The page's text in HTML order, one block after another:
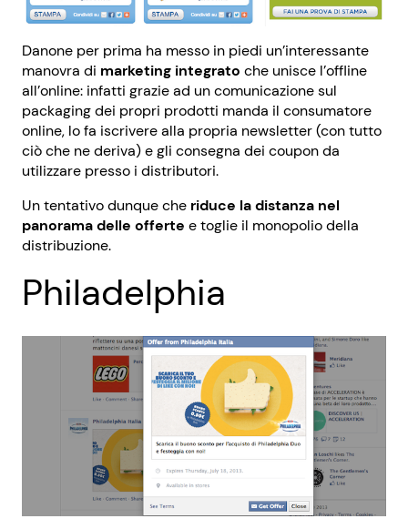
Danone per prima ha messo in piedi un’interessante
manovra di marketing integrato che unisce l’offline
all’online: infatti grazie ad un comunicazione sul
packaging dei propri prodotti manda il consumatore
online, lo fa iscrivere alla propria newsletter (con tutto
ciò che ne deriva) e gli consegna dei coupon da
utilizzare presso i distributori.
Un tentativo dunque che riduce la distanza nel
panorama delle offerte e toglie il monopolio della
distribuzione.
Philadelphia